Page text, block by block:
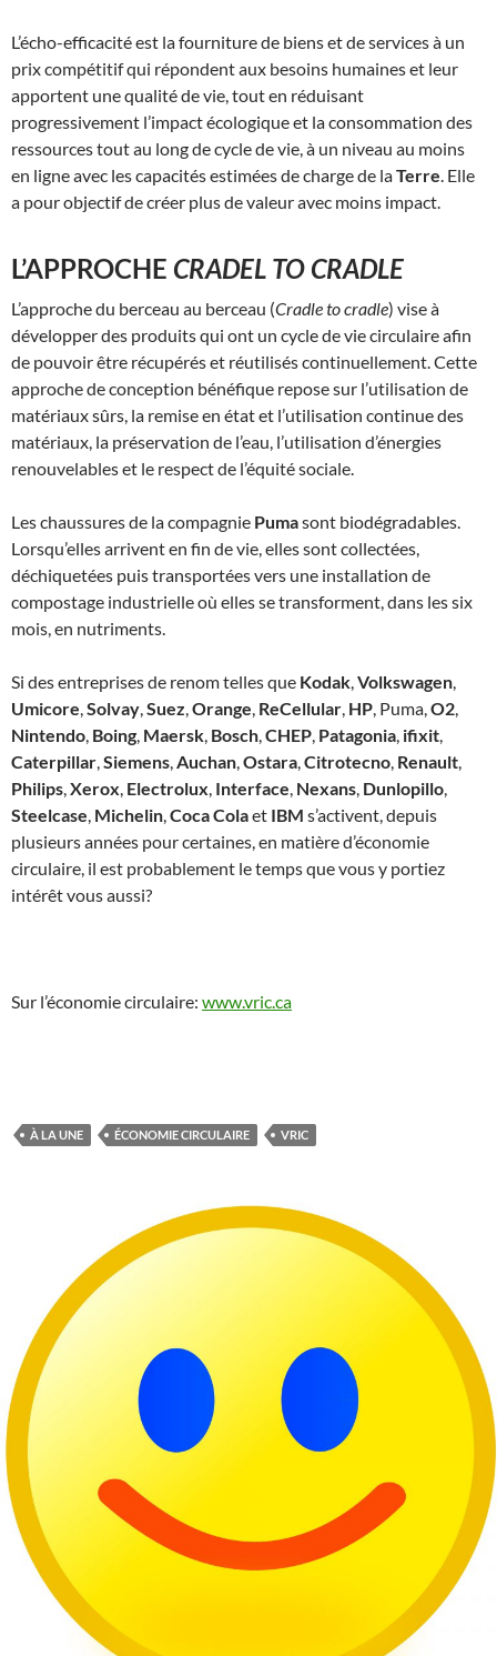
L’écho-efficacité est la fourniture de biens et de services à un
prix compétitif qui répondent aux besoins humaines et leur
apportent une qualité de vie, tout en réduisant
progressivement l’impact écologique et la consommation des
ressources tout au long de cycle de vie, à un niveau au moins
en ligne avec les capacités estimées de charge de laTerre. Elle
a pour objectif de créer plus de valeur avec moins impact.
L’APPROCHE CRADEL TO CRADLE
L’approche du berceau au berceau (Cradle to cradle) vise à
développer des produits qui ont un cycle de vie circulaire afin
de pouvoir être récupérés et réutilisés continuellement. Cette
approche de conception bénéfique repose sur l’utilisation de
matériaux sûrs, la remise en état et l’utilisation continue des
matériaux, la préservation de l’eau, l’utilisation d’énergies
renouvelables et le respect de l’équité sociale.
Les chaussures de la compagnie Pumasont biodégradables.
Lorsqu’elles arrivent en fin de vie, elles sont collectées,
déchiquetées puis transportées vers une installation de
compostage industrielle où elles se transforment, dans les six
mois, en nutriments.
Si des entreprises de renom telles que Kodak,Volkswagen,
Umicore,Solvay,Suez,Orange, ReCellular, HP, Puma,O2,
Nintendo, Boing, Maersk, Bosch,CHEP, Patagonia, ifixit,
Caterpillar,Siemens,Auchan,Ostara,Citrotecno, Renault,
Philips,Xerox, Electrolux, Interface, Nexans, Dunlopillo,
Steelcase, Michelin,Coca Colaet IBM s’activent, depuis
plusieurs années pour certaines, en matière d’économie
circulaire, il est probablement le temps que vous y portiez
intérêt vous aussi?
Sur l’économie circulaire: www.vric.ca
À LA UNE ÉCONOMIE CIRCULAIRE VRIC